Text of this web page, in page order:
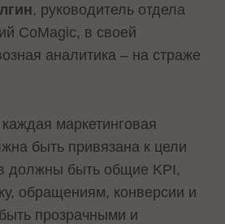
, руководитель отдела
CoMagic, в своей
аналитика – на страже
маркетинговая
быть привязана к цели
должны быть общие KPI,
обращениям, конверсии и
прозрачными и